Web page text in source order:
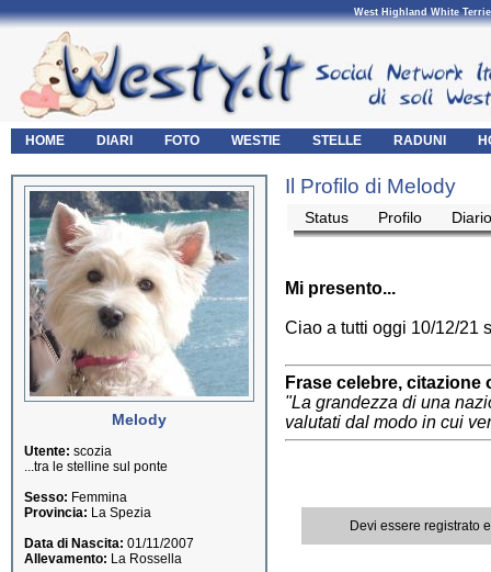
West Highland White
HOME DIARI FOTO WESTIE STELLE RADUNI
Melody
Utente: scozia
...tra le stelline sul ponte
Sesso: Femmina
Provincia: La Spezia
Data di Nascita: 01/11/2007
Allevamento: La Rossella
Il Profilo di Melody
Status Profilo Diario
Mi presento...
Ciao a tutti oggi 10/12/21
Frase celebre,
"La grandezza di una
valutati dal modo in cui
Devi essere registrato